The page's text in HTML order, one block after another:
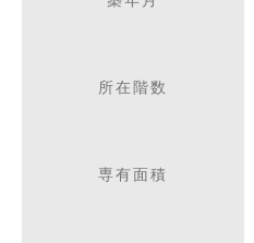
所在階数
専有面積